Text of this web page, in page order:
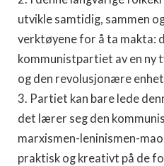
utvikle samtidig, sammen
verktøyene for å ta makta:
kommunistpartiet av en ny
og den revolusjonære
3. Partiet kan bare lede
det lærer seg den
marxismen-leninismen-
praktisk og kreativt på de